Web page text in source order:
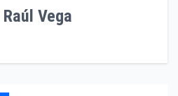
Raúl Vega